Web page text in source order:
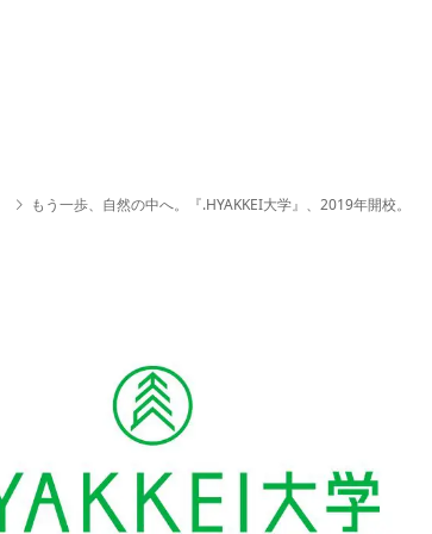
もう一歩、自然の中へ。『.HYAKKEI大学』、2019年開校。